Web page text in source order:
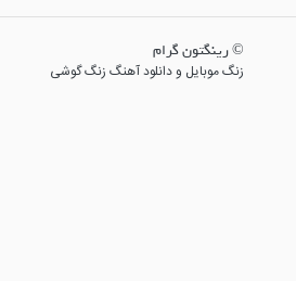
© رینگتون گرام
زنگ موبایل و دانلود آهنگ زنگ گوشی